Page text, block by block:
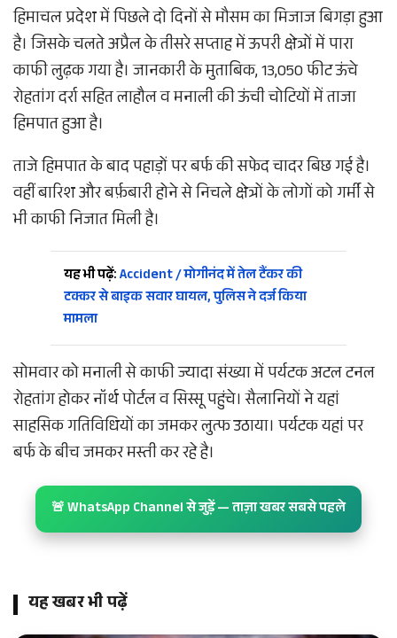
हिमाचल प्रदेश में पिछले दो दिनों से मौसम का मिजाज बिगड़ा हुआ
है। जिसके चलते अप्रैल के तीसरे सप्ताह में ऊपरी क्षेत्रों में पारा
काफी लुढ़क गया है। जानकारी के मुताबिक, 13,050 फीट ऊंचे
रोहतांग दर्रा सहित लाहौल व मनाली की ऊंची चोटियों में ताजा
हिमपात हुआ है।
ताजे हिमपात के बाद पहाड़ों पर बर्फ की सफेद चादर बिछ गई है।
वहीं बारिश और बर्फ़बारी होने से निचले क्षेत्रों के लोगों को गर्मी से
भी काफी निजात मिली है।
यह भी पढ़ें:Accident / मोगीनंद में तेल टैंकर की
टक्कर से बाइक सवार घायल, पुलिस ने दर्ज किया
मामला
सोमवार को मनाली से काफी ज्यादा संख्या में पर्यटक अटल टनल
रोहतांग होकर नॉर्थ पोर्टल व सिस्सू पहुंचे। सैलानियों ने यहां
साहसिक गतिविधियों का जमकर लुत्फ उठाया। पर्यटक यहां पर
बर्फ के बीच जमकर मस्ती कर रहे है।
🚨 WhatsApp Channel से जुड़ें — ताज़ा खबर सबसे पहले
यह खबर भी पढ़ें